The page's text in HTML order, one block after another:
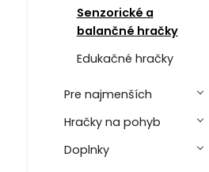
Senzorické a
balančné hračky
Edukačné hračky
Pre najmenších
Hračky na pohyb
Doplnky